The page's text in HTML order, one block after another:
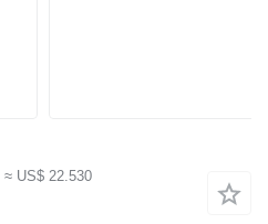
≈ US$ 22.530